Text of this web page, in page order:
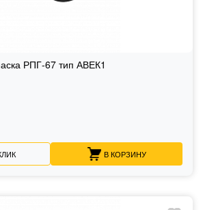
РПГ-67 тип АВЕК1
В КОРЗИНУ